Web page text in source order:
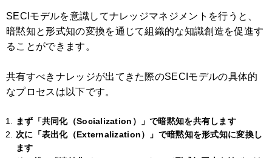
SECIモデルを意識してナレッジマネジメントを行うと、
暗黙知と形式知の変換を通じて組織的な知識創造を促進す
ることができます。
共有すべきナレッジが出てきた際のSECIモデルの具体的
なプロセスは以下です。
まず「共同化（Socialization）」で暗黙知を共有します
次に「表出化（Externalization）」で暗黙知を形式知に変換し
ます